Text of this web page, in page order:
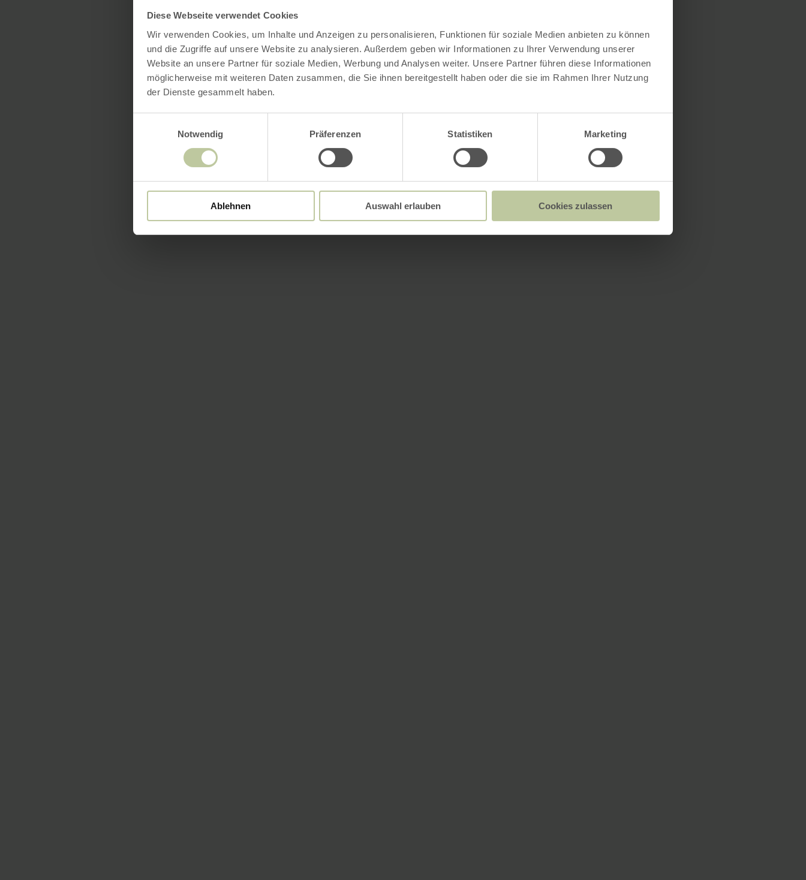
Diese Webseite verwendet Cookies
Wir verwenden Cookies, um Inhalte und Anzeigen zu personalisieren, Funktionen für soziale Medien anbieten zu können
und die Zugriffe auf unsere Website zu analysieren. Außerdem geben wir Informationen zu Ihrer Verwendung unserer
Website an unsere Partner für soziale Medien, Werbung und Analysen weiter. Unsere Partner führen diese Informationen
möglicherweise mit weiteren Daten zusammen, die Sie ihnen bereitgestellt haben oder die sie im Rahmen Ihrer Nutzung
der Dienste gesammelt haben.
Notwendig
Präferenzen Statistiken Marketing
Ablehnen Auswahl erlauben Cookies zulassen